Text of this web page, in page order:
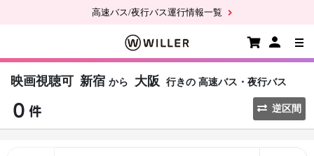
高速バス/夜行バス運行情報一覧
映画視聴可 新宿 から 大阪 行きの 高速バス・夜行バス
逆区間